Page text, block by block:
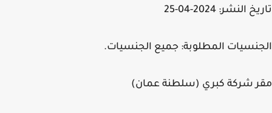
تاريخ النشر: 2024-04-25
الجنسيات المطلوبة: جميع الجنسيات.
مقر شركة كبري (سلطنة عمان)